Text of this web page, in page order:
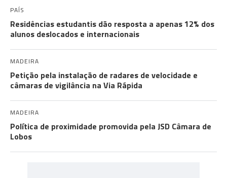
PAÍS
Residências estudantis dão resposta a apenas 12% dos
alunos deslocados e internacionais
MADEIRA
Petição pela instalação de radares de velocidade e
câmaras de vigilância na Via Rápida
MADEIRA
Política de proximidade promovida pela JSD Câmara de
Lobos